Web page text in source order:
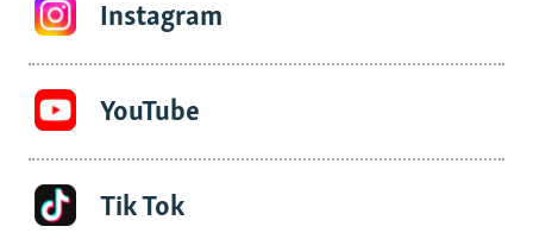
Instagram
YouTube
Tik Tok